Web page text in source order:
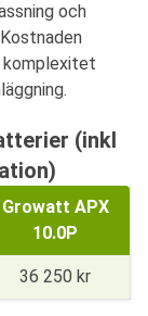
och
komplexitet
(inkl
Growatt APX
10.0P
36 250 kr